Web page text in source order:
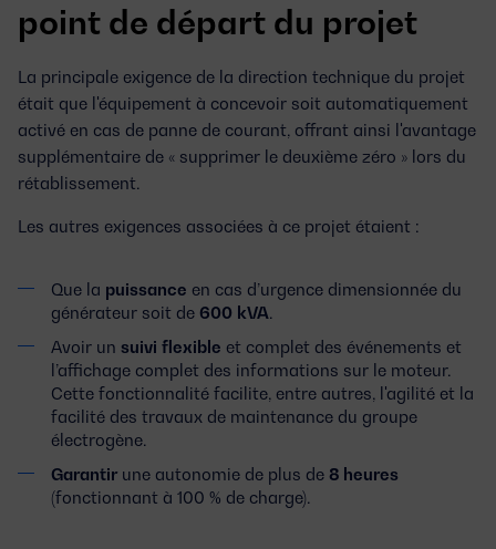
point de départ du projet
La principale exigence de la direction technique du projet
était que l'équipement à concevoir soit automatiquement
activé en cas de panne de courant, offrant ainsi l'avantage
supplémentaire de « supprimer le deuxième zéro » lors du
rétablissement.
Les autres exigences associées à ce projet étaient :
Que la puissance en cas d’urgence dimensionnée du
générateur soit de 600 kVA.
Avoir un suivi flexible et complet des événements et
l’affichage complet des informations sur le moteur.
Cette fonctionnalité facilite, entre autres, l'agilité et la
facilité des travaux de maintenance du groupe
électrogène.
Garantir une autonomie de plus de 8 heures
(fonctionnant à 100 % de charge).